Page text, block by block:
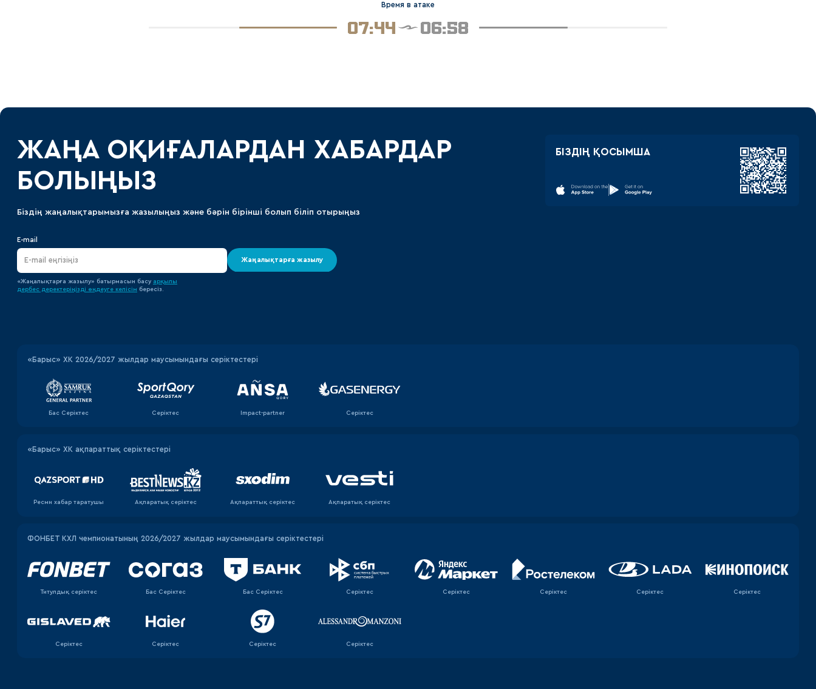
Время в атаке
07:44 06:58
ЖАҢА ОҚИҒАЛАРДАН ХАБАРДАР
БОЛЫҢЫЗ
Біздің жаңалықтарымызға жазылыңыз және бәрін бірінші болып біліп отырыңыз
E-mail
Жаңалықтарға жазылу
«Жаңалықтарға жазылу» батырмасын басу арқылы
дербес деректеріңізді өңдеуге келісім бересіз.
БІЗДІҢ ҚОСЫМША
«‎Барыс»‎ ХК 2026/2027 жылдар маусымындағы серіктестері
Бас Серіктес Серіктес Impact-partner Серіктес
«Барыс» ХК ақпараттық серіктестері
Ресми хабар таратушы Ақпаратық серiктес Ақпараттық серіктес Ақпаратық серiктес
ФОНБЕТ КХЛ чемпионатының 2026/2027 жылдар маусымындағы серіктестері
Титулдық серіктес Бас Серіктес Бас Серіктес Серіктес Серіктес Серіктес Серіктес Серіктес
Серіктес Серіктес Серіктес Серіктес